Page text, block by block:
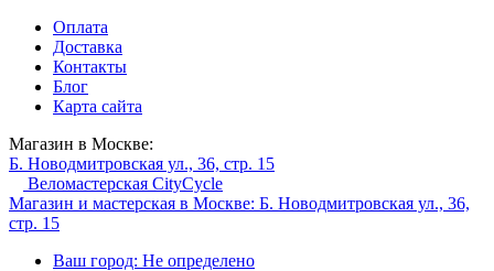
Оплата
Доставка
Контакты
Блог
Карта сайта
Магазин в Москве:
Б. Новодмитровская ул., 36, стр. 15
Веломастерская CityCycle
Магазин и мастерская в Москве: Б. Новодмитровская ул., 36,
стр. 15
Ваш город: Не определено